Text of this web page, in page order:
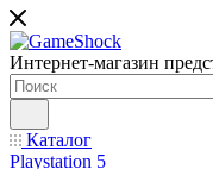
Интернет-магазин
Каталог
Playstation 5